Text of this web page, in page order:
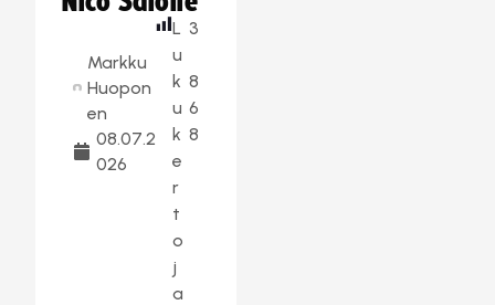
Markku
Huopon
en
08.07.2
026
L
u
k
u
k
e
r
t
o
j
a
3
8
6
8